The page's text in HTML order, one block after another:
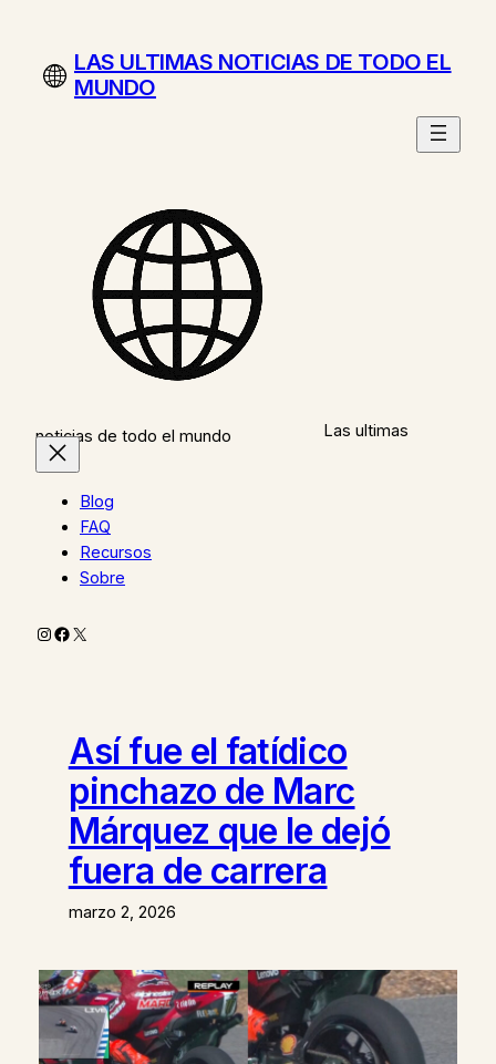
contenidoLAS ULTIMAS NOTICIAS DE TODO EL
MUNDO
Las ultimas
noticias de todo el mundo
Blog
FAQ
Recursos
Sobre
Instagram
Facebook
X
Así fue el fatídico
pinchazo de Marc
Márquez que le dejó
fuera de carrera
marzo 2, 2026